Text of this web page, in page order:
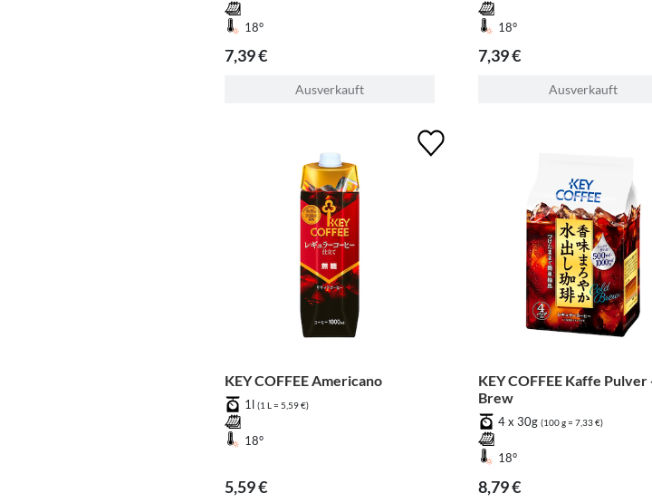
18°
7,39 €
Ausverkauft
18°
7,39 €
Ausverkauft
KEY COFFEE Americano
1l (1 L = 5,59 €)
18°
5,59 €
KEY COFFEE Kaffe Pulver
Brew
4 x 30g (100 g = 7,33 €)
18°
8,79 €